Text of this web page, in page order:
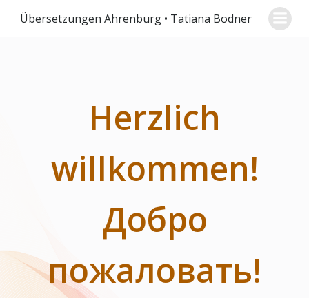
Inhalt
Übersetzungen Ahrenburg • Tatiana Bodner
Herzlich
willkommen!
Добро
пожаловать!